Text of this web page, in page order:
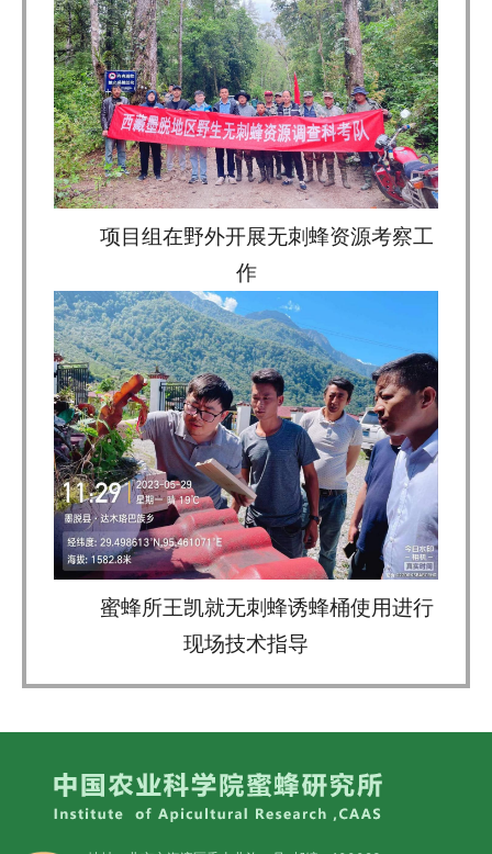
项目组在野外开展无刺蜂资源考察工
作
蜜蜂所王凯就无刺蜂诱蜂桶使用进行
现场技术指导